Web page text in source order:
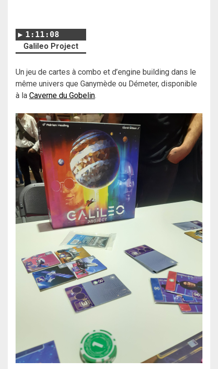
1:11:08
Galileo Project
Un jeu de cartes à combo et d’engine building dans le
même univers que Ganymède ou Démeter, disponible
à la Caverne du Gobelin.